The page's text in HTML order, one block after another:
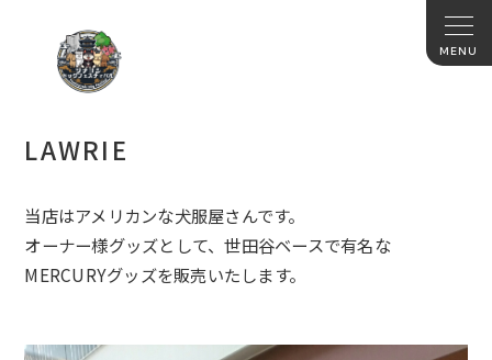
LAWRIE
当店はアメリカンな犬服屋さんです。
オーナー様グッズとして、世田谷ベースで有名な
MERCURYグッズを販売いたします。